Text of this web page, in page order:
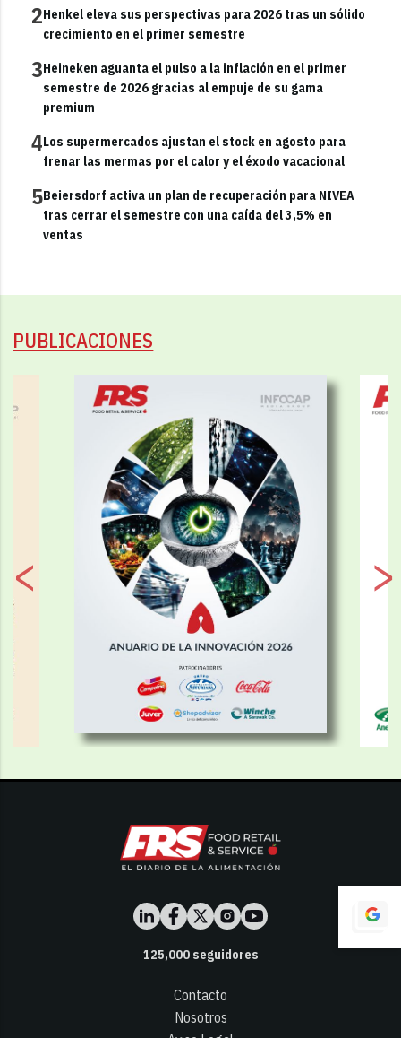
2Henkel eleva sus perspectivas para 2026 tras un sólido
crecimiento en el primer semestre
3Heineken aguanta el pulso a la inflación en el primer
semestre de 2026 gracias al empuje de su gama
premium
4Los supermercados ajustan el stock en agosto para
frenar las mermas por el calor y el éxodo vacacional
5Beiersdorf activa un plan de recuperación para NIVEA
tras cerrar el semestre con una caída del 3,5% en
ventas
PUBLICACIONES
125,000seguidores
Contacto
Nosotros